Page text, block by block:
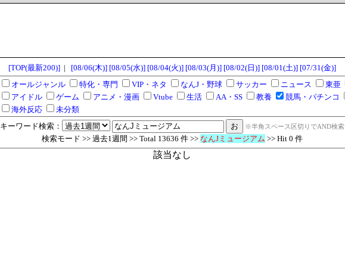
[TOP(最新200)]| [08/06(木)] [08/05(水)] [08/04(火)] [08/03(月)] [08/02(日)] [08/01(土)] [07/31(金)]
オールジャンル
特化・専門 VIP・ネタ なんJ・野球 サッカー ニュース 東亜
アイドル
ゲーム アニメ・漫画 Vtube 生活 AA・SS 教養 競馬・パチンコ
海外反応
未分類
キーワード検索：
※半角スペース区切りでAND検索
検索モード >> 過去1週間 >> Total 13636 件 >> なんJミュージアム >> Hit 0 件
該当なし